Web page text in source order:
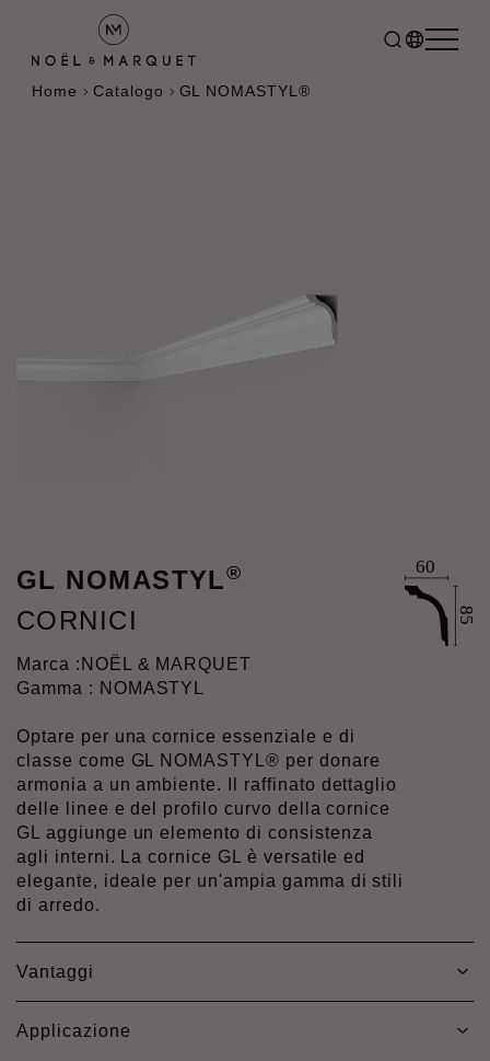
Home Catalogo GL NOMASTYL®
GL NOMASTYL®
CORNICI
Marca : NOËL & MARQUET
Gamma : NOMASTYL
Optare per una cornice essenziale e di
classe come GL NOMASTYL® per donare
armonia a un ambiente. Il raffinato dettaglio
delle linee e del profilo curvo della cornice
GL aggiunge un elemento di consistenza
agli interni. La cornice GL è versatile ed
elegante, ideale per un'ampia gamma di stili
di arredo.
Vantaggi
Applicazione